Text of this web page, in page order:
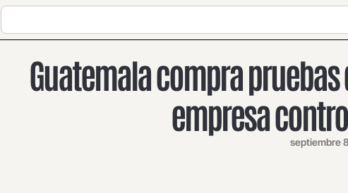
Guatemala compra
empresa
septiembre